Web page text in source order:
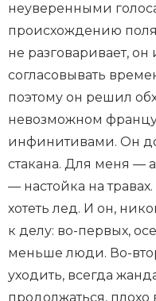
неуверенными
происхождению
не разговаривает,
согласовывать
поэтому он решил
невозможном
инфинитивами. Он
стакана. Для меня —
— настойка на
хотеть лед. И он,
к делу: во-первых,
меньше люди. Во-
уходить, всегда
продолжаться, плохо